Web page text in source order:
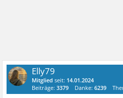
Elly79
Mitglied seit: 14.01.2024
Beiträge:3379 Danke:6239